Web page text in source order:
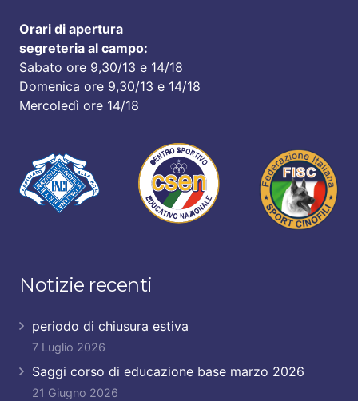
Orari di apertura
segreteria al campo:
Sabato ore 9,30/13 e 14/18
Domenica ore 9,30/13 e 14/18
Mercoledì ore 14/18
Notizie recenti
periodo di chiusura estiva
7 Luglio 2026
Saggi corso di educazione base marzo 2026
21 Giugno 2026